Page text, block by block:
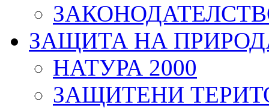
ЗАЩИТА НА
НАТУРА 2000
ЗАЩИТЕНИ